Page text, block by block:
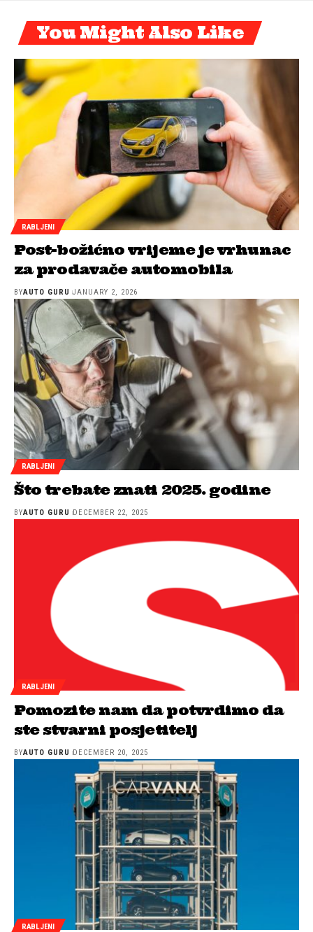
You Might Also Like
RABLJENI
Post-božićno vrijeme je vrhunac
za prodavače automobila
BYAUTO GURU JANUARY 2, 2026
RABLJENI
Što trebate znati 2025. godine
BYAUTO GURU DECEMBER 22, 2025
RABLJENI
Pomozite nam da potvrdimo da
ste stvarni posjetitelj
BYAUTO GURU DECEMBER 20, 2025
RABLJENI